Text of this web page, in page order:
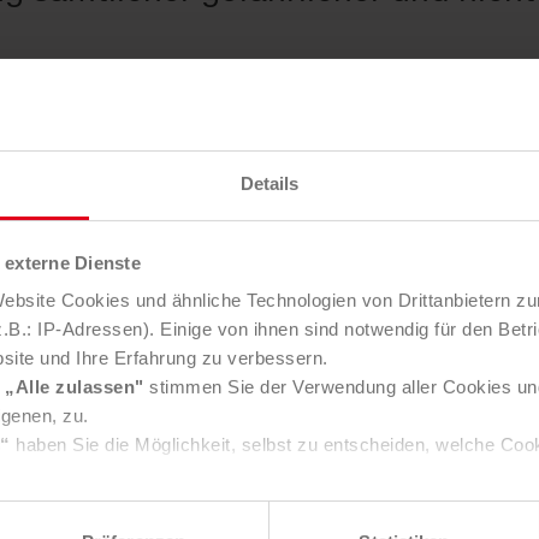
Details
Dienste
Cookies und ähnliche Technologien von Drittanbietern
IP-Adressen). Einige von ihnen sind notwendig für den
und Ihre Erfahrung zu verbessern.
„Alle zulassen" stimmen Sie der Verwendung aller Cookies
zu.
haben Sie die Möglichkeit, selbst zu entscheiden, welche
über Consent Button in der linken unteren Ecke die gesetzte
verändern.
– und alles sauber!
Aufgaben einer